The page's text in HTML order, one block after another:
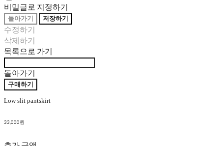
비밀글로 지정하기
돌아가기 저장하기
수정하기
삭제하기
목록으로 가기
돌아가기
구매하기
Low slit pantskirt
33,000원